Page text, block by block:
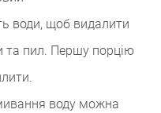
води, щоб видалити
та пил. Першу порцію
воду можна